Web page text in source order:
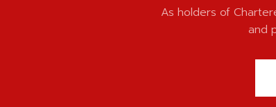
As holders of
and